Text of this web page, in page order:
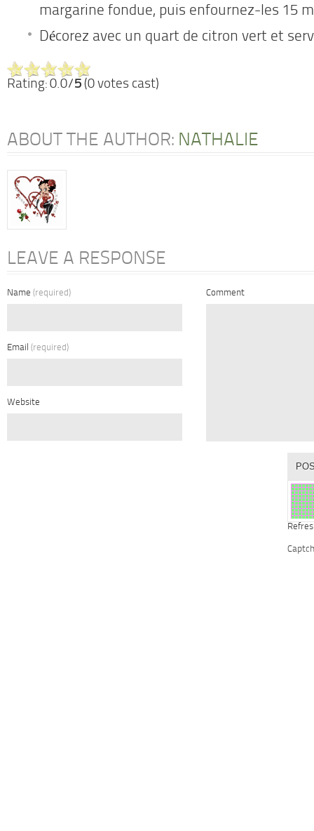
margarine fondue, puis enfournez-les 15
Décorez avec un quart de citron vert et
Rating: 0.0/5 (0 votes cast)
ABOUT THE AUTHOR: NATHALIE
LEAVE A RESPONSE
Name (required)
Email (required)
Website
Comment